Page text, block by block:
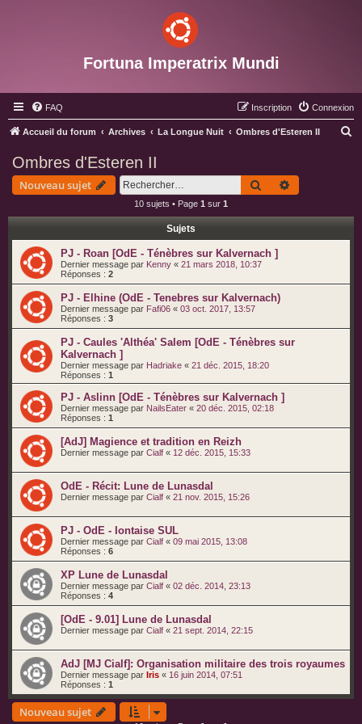
Fortuna Imperatrix Mundi
FAQ Connexion
Inscription
Accueil du forum Archives La Longue Nuit Ombres d'Esteren II
Ombres d'Esteren II
Nouveau sujet Rechercher
10 sujets • Page 1 sur 1
Sujets
PJ - Roan [OdE - Ténèbres sur Kalvernach ]
Dernier message par Kenny « 21 mars 2018, 10:37
Réponses : 2
PJ - Elhine (OdE - Tenebres sur Kalvernach)
Dernier message par Fafi06 « 03 oct. 2017, 13:57
Réponses : 3
PJ - Caules 'Althéa' Salem [OdE - Ténèbres sur
Kalvernach ]
Dernier message par Hadriake « 21 déc. 2015, 18:20
Réponses : 1
PJ - Aslinn [OdE - Ténèbres sur Kalvernach ]
Dernier message par NailsEater « 20 déc. 2015, 02:18
Réponses : 1
[AdJ] Magience et tradition en Reizh
Dernier message par Cialf « 12 déc. 2015, 15:33
OdE - Récit: Lune de Lunasdal
Dernier message par Cialf « 21 nov. 2015, 15:26
PJ - OdE - Iontaise SUL
Dernier message par Cialf « 09 mai 2015, 13:08
Réponses : 6
XP Lune de Lunasdal
Dernier message par Cialf « 02 déc. 2014, 23:13
Réponses : 4
[OdE - 9.01] Lune de Lunasdal
Dernier message par Cialf « 21 sept. 2014, 22:15
AdJ [MJ Cialf]: Organisation militaire des trois royaumes
Dernier message par Iris « 16 juin 2014, 07:51
Réponses : 1
Nouveau sujet